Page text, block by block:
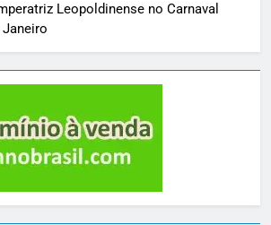
Leopoldinense no Carnaval